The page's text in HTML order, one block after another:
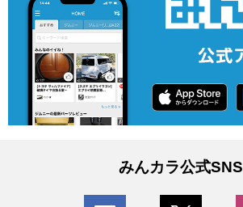
みんカラ公式SNS